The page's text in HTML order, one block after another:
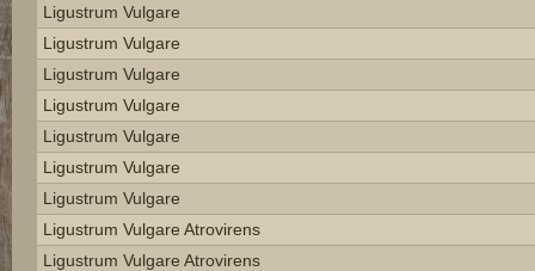
Ligustrum Vulgare
Ligustrum Vulgare
Ligustrum Vulgare
Ligustrum Vulgare
Ligustrum Vulgare
Ligustrum Vulgare
Ligustrum Vulgare
Ligustrum Vulgare Atrovirens
Ligustrum Vulgare Atrovirens